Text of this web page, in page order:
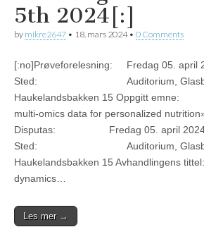
5th 2024[:]
by mikre2647 • 18. mars 2024• 0 Comments
[:no]Prøveforelesning: Fredag 05. april
Sted: Auditorium,
Haukelandsbakken 15 Oppgitt
multi-omics data for personalized
Disputas: Fredag 05. april 2024
Sted: Auditorium,
Haukelandsbakken 15 Avhandlingens
dynamics…
Les mer →